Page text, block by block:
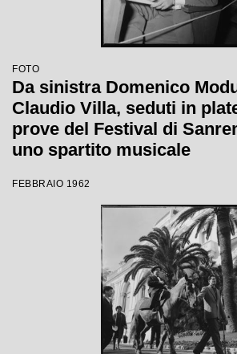
FOTO
Da sinistra Domenico
Claudio Villa, seduti in
prove del Festival di
uno spartito musicale
FEBBRAIO 1962